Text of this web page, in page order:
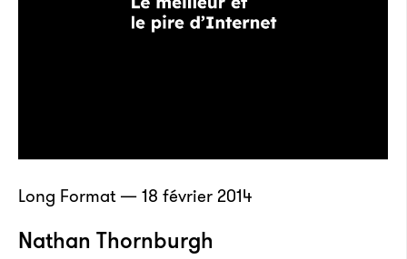
Long Format — 18 février 2014
Nathan Thornburgh